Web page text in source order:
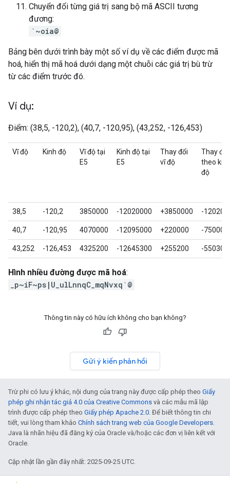
Chuyển đổi từng giá trị sang bộ mã ASCII tương
đương:
`~oia@
Bảng bên dưới trình bày một số ví dụ về các điểm được mã
hoá, hiển thị mã hoá dưới dạng một chuỗi các giá trị bù trừ
từ các điểm trước đó.
Ví dụ:
Điểm: (38,5, -120,2), (40,7, -120,95), (43,252, -126,453)
Vĩ độ Kinh độ
Vĩ độ tại
E5
Kinh độ tại
E5
Thay đổi
vĩ độ
Thay đổi
theo
độ
38,5 -120,2 3850000 -12020000 +3850000 -
40,7 -120,95 4070000 -12095000 +220000 -75000
43,252 -126,453 4325200 -12645300 +255200 -550300
Hình nhiều đường được mã hoá:
_p~iF~ps|U_ulLnnqC_mqNvxq`@
Thông tin này có hữu ích không cho bạn không?
Gửi ý kiến phản hồi
Trừ phi có lưu ý khác, nội dung của trang này được cấp phép theo Giấy
phép ghi nhận tác giả 4.0 của Creative Commons và các mẫu mã lập
trình được cấp phép theo Giấy phép Apache 2.0. Để biết thông tin chi
tiết, vui lòng tham khảo Chính sách trang web của Google Developers.
Java là nhãn hiệu đã đăng ký của Oracle và/hoặc các đơn vị liên kết với
Oracle.
Cập nhật lần gần đây nhất: 2025-09-25 UTC.